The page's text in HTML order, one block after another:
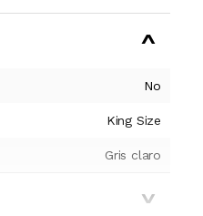
No
King Size
Gris claro